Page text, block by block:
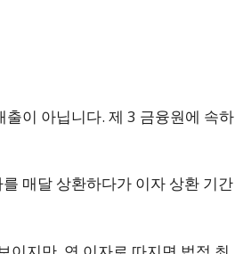
이 아닙니다. 제 3 금융원에 속하
매달 상환하다가 이자 상환 기간